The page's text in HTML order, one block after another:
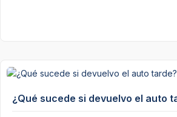
¿Qué sucede si devuelvo el auto